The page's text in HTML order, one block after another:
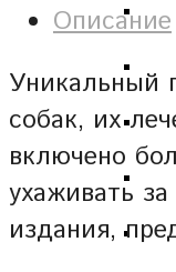
Описание
Уникальный
собак, их
включено
ухаживать
издания,